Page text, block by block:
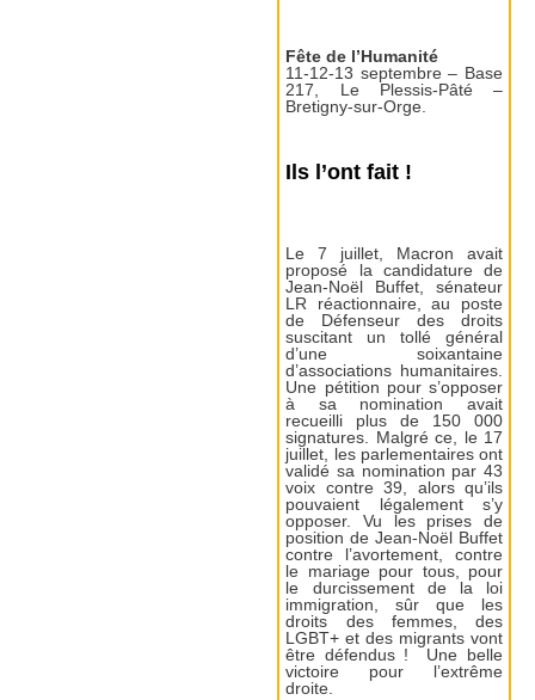
Fête de l’Humanité
11-12-13 septembre – Base
217, Le Plessis-Pâté –
Bretigny-sur-Orge.
Ils l’ont fait !
Le 7 juillet, Macron avait
proposé la candidature de
Jean-Noël Buffet, sénateur
LR réactionnaire, au poste
de Défenseur des droits
suscitant un tollé général
d’une soixantaine
d’associations humanitaires.
Une pétition pour s’opposer
à sa nomination avait
recueilli plus de 150 000
signatures. Malgré ce, le 17
juillet, les parlementaires ont
validé sa nomination par 43
voix contre 39, alors qu’ils
pouvaient légalement s’y
opposer. Vu les prises de
position de Jean-Noël Buffet
contre l’avortement, contre
le mariage pour tous, pour
le durcissement de la loi
immigration, sûr que les
droits des femmes, des
LGBT+ et des migrants vont
être défendus ! Une belle
victoire pour l’extrême
droite.